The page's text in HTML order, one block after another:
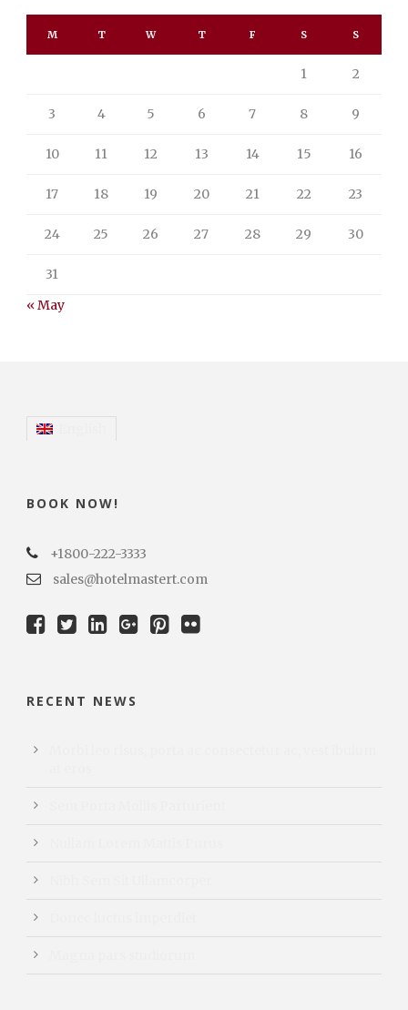
M T W T F S S
1 2
3 4 5 6 7 8 9
10 11 12 13 14 15 16
17 18 19 20 21 22 23
24 25 26 27 28 29 30
31
« May
BOOK NOW!
+1800-222-3333
sales@hotelmastert.com
RECENT NEWS